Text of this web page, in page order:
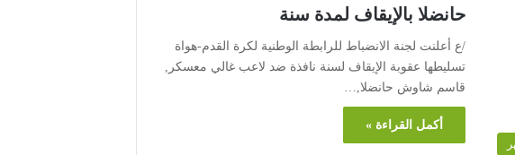
حانضلا بالإيقاف لمدة سنة
/ع أعلنت لجنة الانضباط للرابطة الوطنية لكرة القدم-هواة
تسليطها عقوبة الإيقاف لسنة نافذة ضد لاعب غالي معسكر,
قاسم شاوش حانضلا,…
أكمل القراءة »